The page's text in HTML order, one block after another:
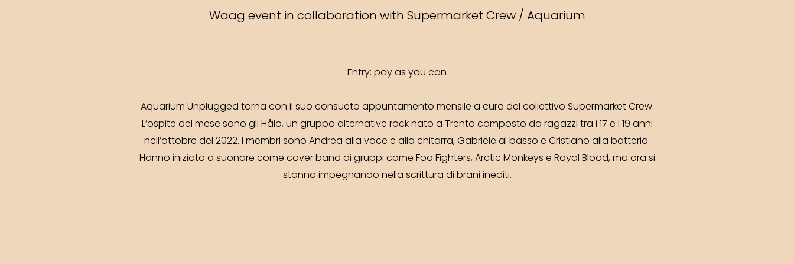
Waag event in collaboration with Supermarket Crew / Aquarium
Entry: pay as you can
Aquarium Unplugged torna con il suo consueto appuntamento mensile a cura del collettivo Supermarket Crew.
L’ospite del mese sono gli Hålo, un gruppo alternative rock nato a Trento composto da ragazzi tra i 17 e i 19 anni
nell’ottobre del 2022. I membri sono Andrea alla voce e alla chitarra, Gabriele al basso e Cristiano alla batteria.
Hanno iniziato a suonare come cover band di gruppi come Foo Fighters, Arctic Monkeys e Royal Blood, ma ora si
stanno impegnando nella scrittura di brani inediti.